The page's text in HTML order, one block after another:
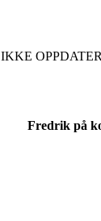
IKKE
Fredrik på